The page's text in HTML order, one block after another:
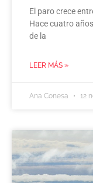
El paro crece
Hace cuatro
de la
LEER MÁS »
Ana Conesa 12